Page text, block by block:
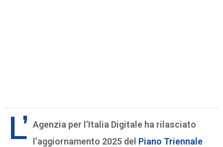
L’ Agenzia per l’Italia Digitale ha rilasciato
l’aggiornamento 2025 del Piano Triennale